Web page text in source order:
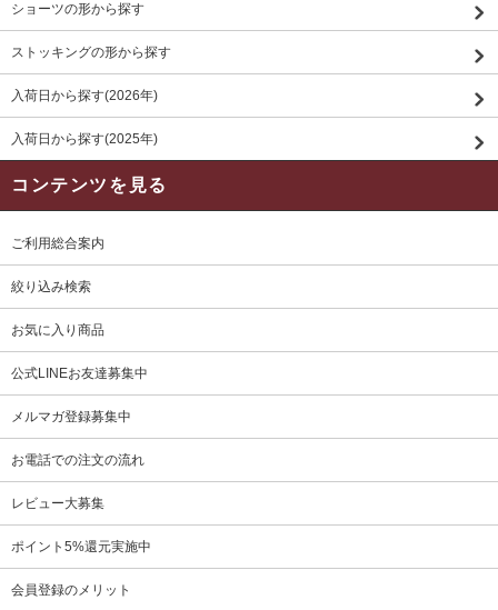
ショーツの形から探す
ストッキングの形から探す
入荷日から探す(2026年)
入荷日から探す(2025年)
コンテンツを見る
ご利用総合案内
絞り込み検索
お気に入り商品
公式LINEお友達募集中
メルマガ登録募集中
お電話での注文の流れ
レビュー大募集
ポイント5%還元実施中
会員登録のメリット